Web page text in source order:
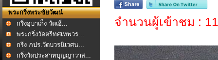
พระกริ่งพระชัยวัฒน์
กริ่งอุบาเก็ง วัดเอี่...
พระกริ่งวัดตรีทศเทพวร...
กริ่ง ภปร.วัดบวรนิเวศน...
กริ่งวัดประสาทบุญญาวาส...
จำนวนผู้เข้าชม :